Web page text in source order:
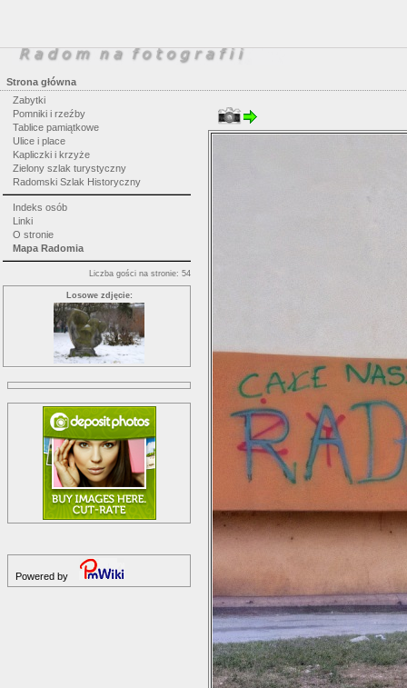
Strona główna
Zabytki
Pomniki i rzeźby
Tablice pamiątkowe
Ulice i place
Kapliczki i krzyże
Zielony szlak turystyczny
Radomski Szlak Historyczny
Indeks osób
Linki
O stronie
Mapa Radomia
Liczba gości na stronie: 54
Losowe zdjęcie:
Powered by